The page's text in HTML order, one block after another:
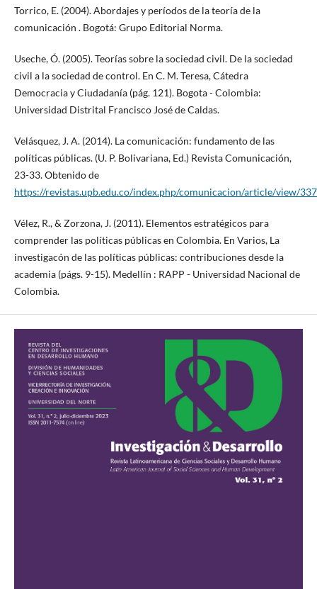
Torrico, E. (2004). Abordajes y períodos de la teoría de la
comunicación . Bogotá: Grupo Editorial Norma.
Useche, Ó. (2005). Teorías sobre la sociedad civil. De la sociedad
civil a la sociedad de control. En C. M. Teresa, Cátedra
Democracia y Ciudadanía (pág. 121). Bogota - Colombia:
Universidad Distrital Francisco José de Caldas.
Velásquez, J. A. (2014). La comunicación: fundamento de las
políticas públicas. (U. P. Bolivariana, Ed.) Revista Comunicación,
23-33. Obtenido de
https://revistas.upb.edu.co/index.php/comunicacion/article/view/
Vélez, R., & Zorzona, J. (2011). Elementos estratégicos para
comprender las políticas públicas en Colombia. En Varios, La
investigacón de las políticas públicas: contribuciones desde la
academia (págs. 9-15). Medellín : RAPP - Universidad Nacional de
Colombia.